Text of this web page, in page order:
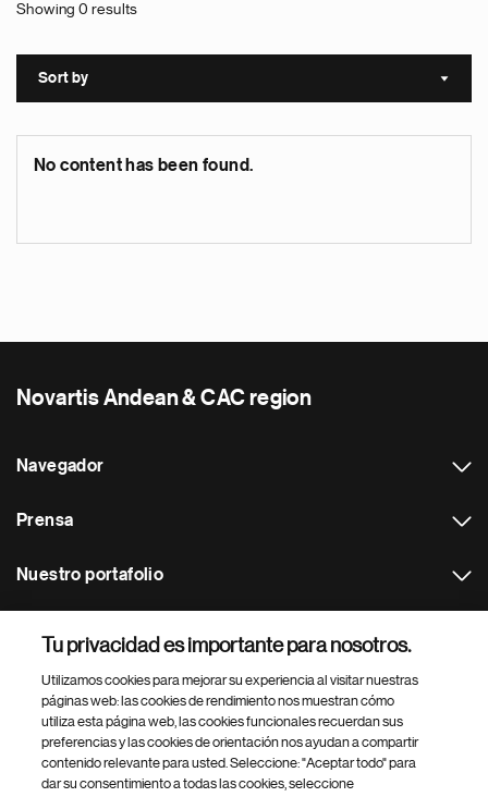
Showing 0 results
Sort by Sort
No content has been found.
Novartis Andean & CAC region
Navegador
Prensa
Nuestro portafolio
Footer Site Search
Tu privacidad es importante para nosotros.
Utilizamos cookies para mejorar su experiencia al visitar nuestras
páginas web: las cookies de rendimiento nos muestran cómo
utiliza esta página web, las cookies funcionales recuerdan sus
preferencias y las cookies de orientación nos ayudan a compartir
contenido relevante para usted. Seleccione: "Aceptar todo" para
dar su consentimiento a todas las cookies, seleccione